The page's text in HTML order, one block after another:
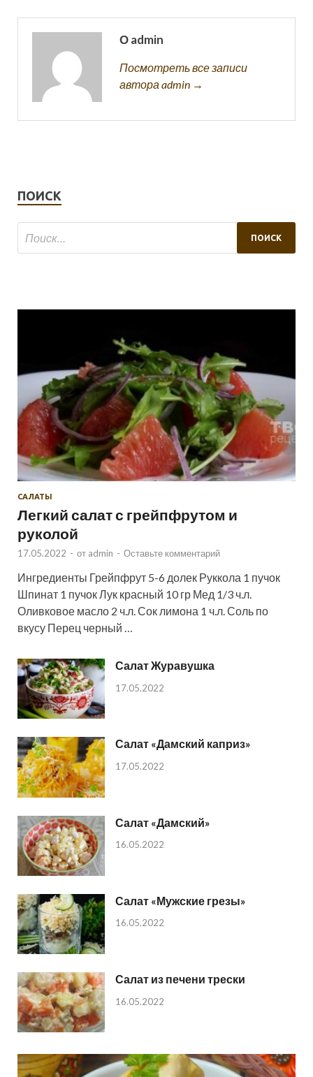
О admin
Посмотреть все записи
автора admin →
ПОИСК
САЛАТЫ
Легкий салат с грейпфрутом и
руколой
17.05.2022 - от admin - Оставьте комментарий
Ингредиенты Грейпфрут 5-6 долек Руккола 1 пучок
Шпинат 1 пучок Лук красный 10 гр Мед 1/3 ч.л.
Оливковое масло 2 ч.л. Сок лимона 1 ч.л. Соль по
вкусу Перец черный …
Салат Журавушка
17.05.2022
Салат «Дамский каприз»
17.05.2022
Салат «Дамский»
16.05.2022
Салат «Мужские грезы»
16.05.2022
Салат из печени трески
16.05.2022